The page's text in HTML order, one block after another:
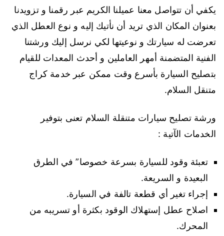
يكفي أن تتواصل معنا عميلنا الكريم عبر رقمنا و تزويدنا
بعنوان المكان الذي تريد أن نأتيك إليه و نوع العطل الذي
تعرضت له سيارتك و نوعيتها لكي نرسل إليك ورشتنا
الفنية المتضمنة أمهر العاملين و أحدث المعدات للقيام
بتصليح السيارة بأسرع وقت ممكن عبر خدمة كراج
متنقل السلام.
ورشة تصليح سيارات متنقلة السلام تعنى بتوفير
الخدمات الآتية :
تعبئة وقود للسيارة بسرعة خصوصا” في الطرق
البعيدة و السريعة.
إجراء تغير أي قطعة تالفة في السيارة.
اصلاح عطل إستهلاك الوقود بكثرة أو تسريبه من
المحرك.